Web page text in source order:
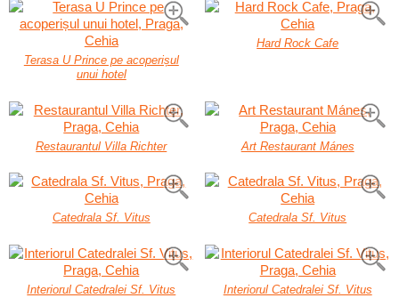
Terasa U Prince pe acoperișul
unui hotel
Hard Rock Cafe
Restaurantul Villa Richter Art Restaurant Mánes
Catedrala Sf. Vitus Catedrala Sf. Vitus
Interiorul Catedralei Sf. Vitus Interiorul Catedralei Sf. Vitus